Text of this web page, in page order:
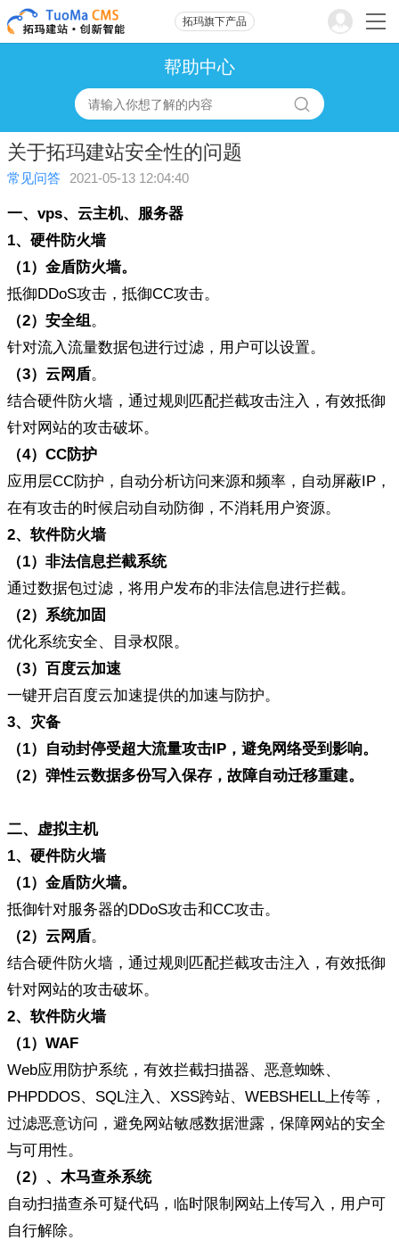
拓玛旗下产品
帮助中心
关于拓玛建站安全性的问题
常见问答 2021-05-13 12:04:40
一、vps、云主机、服务器
1、 硬件防火墙
（1） 金盾防火墙。
抵御DDoS攻击，抵御CC攻击。
（2） 安全组。
针对流入流量数据包进行过滤，用户可以设置。
（3） 云网盾。
结合硬件防火墙，通过规则匹配拦截攻击注入，有效抵御
针对网站的攻击破坏。
（4） CC防护
应用层CC防护，自动分析访问来源和频率，自动屏蔽IP，
在有攻击的时候启动自动防御，不消耗用户资源。
2、软件防火墙
（1）非法信息拦截系统
通过数据包过滤，将用户发布的非法信息进行拦截。
（2）系统加固
优化系统安全、目录权限。
（3）百度云加速
一键开启百度云加速提供的加速与防护。
3、灾备
（1） 自动封停受超大流量攻击IP ，避免网络受到影响。
（2）弹性云数据多份写入保存，故障自动迁移重建。
二、 虚拟主机
1、 硬件防火墙
（1） 金盾防火墙。
抵御针对服务器的DDoS攻击和CC攻击。
（2） 云网盾。
结合硬件防火墙，通过规则匹配拦截攻击注入，有效抵御
针对网站的攻击破坏。
2、软件防火墙
（1） WAF
Web应用防护系统，有效拦截扫描器、恶意蜘蛛、
PHPDDOS、SQL注入、XSS跨站、WEBSHELL上传等，
过滤恶意访问，避免网站敏感数据泄露，保障网站的安全
与可用性。
（2） 、木马查杀系统
自动扫描查杀可疑代码，临时限制网站上传写入，用户可
自行解除。